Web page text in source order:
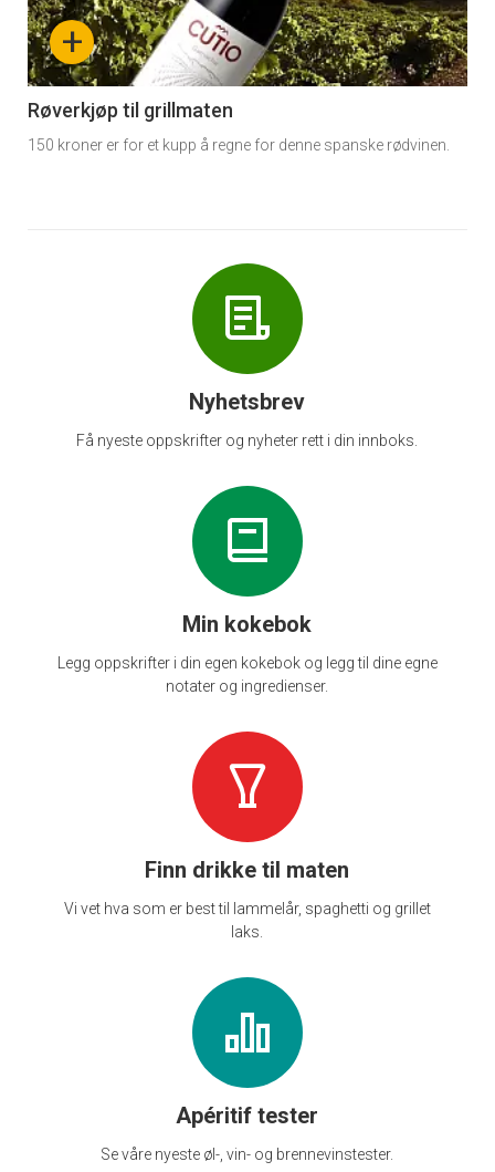
nå
-
6
+
Røverkjøp til grillmaten
150 kroner er for et kupp å regne for denne spanske rødvinen.
Nyhetsbrev
Få nyeste oppskrifter og nyheter rett i din innboks.
Min kokebok
Legg oppskrifter i din egen kokebok og legg til dine egne
notater og ingredienser.
Finn drikke til maten
Vi vet hva som er best til lammelår, spaghetti og grillet
laks.
Apéritif tester
Se våre nyeste øl-, vin- og brennevinstester.